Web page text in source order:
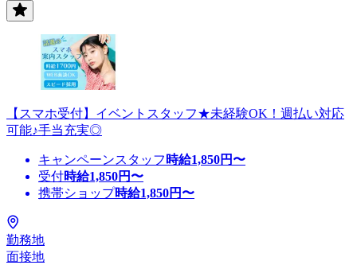
【スマホ受付】イベントスタッフ★未経験OK！週払い対応
可能♪手当充実◎
キャンペーンスタッフ 時給1,850円〜
受付時給1,850円〜
携帯ショップ時給1,850円〜
勤務地
面接地